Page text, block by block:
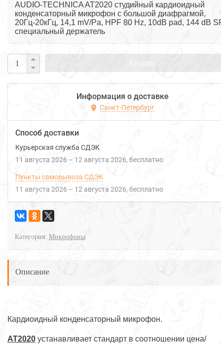
AUDIO-TECHNICA AT2020 студийный кардиоидный
конденсаторный микрофон с большой диафрагмой,
20Гц-20кГц, 14,1 mV/Pa, HPF 80 Hz, 10dB pad, 144 dB
специальный держатель
Купить
Информация о доставке
Санкт-Петербург
Способ доставки
Курьерская служба СДЭК
11 августа 2026 – 12 августа 2026 Бесплатно
Пункты самовывоза СДЭК
11 августа 2026 – 12 августа 2026 Бесплатно
Категория: Микрофоны
Описание
Кардиоидный конденсаторный микрофон.
АТ2020 устанавливает стандарт в соотношении цена/